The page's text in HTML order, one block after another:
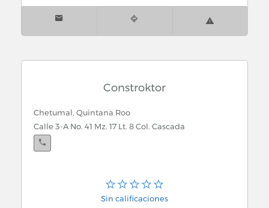
Constroktor
Chetumal, Quintana Roo
Calle 3-A No. 41 Mz. 17 Lt. 8 Col. Cascada
Sin calificaciones